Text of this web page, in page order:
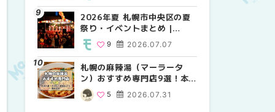
2026年夏 札幌市中央区の夏
祭り・イベントまとめ |
MouLa HOKKAIDO
2026.07.07
9
札幌の麻辣湯（マーラータ
ン）おすすめ専門店9選！本
場の量り売りから最新店まで
徹底比較 | MouLa
2026.07.31
5
2026年夏 札幌市中央区の夏
祭り・イベントまとめ |
9
2026年夏 恵庭市・千歳市の
夏祭り・イベントまとめ |
9
【新千歳空港】新カードラウ
ンジが開業。「SUPER
ラウンジアネックス）」をご
紹介！！ | MouLa
HOKKAIDO
18
2026年夏 札幌市南区の夏祭
り・イベントまとめ |
8